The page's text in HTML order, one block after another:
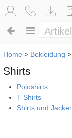
Home > Bekleidung >
Shirts
Poloshirts
T-Shirts
Shirts und